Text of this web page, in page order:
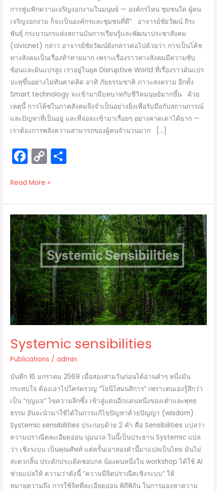
การฟูมฟักความเจริญงอกงามในมนุษย์ — องค์กรไหน ชุมชนใด ผู้คน
เจริญงอกงาม ก็จะเป็นองค์กรและชุมชนที่ดี” อาจารย์ชัยวัฒน์ ถิระ
พันธุ์ กระบวนกรแห่งสถานบันการเรียนรู้และพัฒนาประชาสังคม
(civicnet) กล่าว อาจารย์ชัยวัฒน์ยังกล่าวต่อไปด้วยว่า การเป็นโค้ช
ทางสังคมเป็นเรื่องท้าทายมาก เพราะเรื่องราวทางสังคมมีความซับ
ซ้อนและผันแปรสูง เราอยู่ในยุค Disruptive World ที่เรื่องราวผันแปร
ปะทุขึ้นอย่างไม่ทันคาดคิด อาทิ ภัยธรรมชาติ ภาวะสงคราม อีกทั้ง
Smart technology จะเข้ามามีบทบาทกับชีวิตมนุษย์มากขึ้น ด้วย
เหตุนี้ การโค้ชในภาคสังคมจึงจำเป็นอย่างยิ่งเพื่อรับมือกับสถานการณ์
และปัญหาที่เป็นอยู่ และที่จ่อจะเข้ามาเรื่อยๆ อย่างคาดเดาได้ยาก —
เราต้องการพลังความสามารถของผู้คนจำนวนมาก […]
F
a
c
e
b
o
o
k
C
o
p
y
Li
n
k
e
Read More »
Systemic sensibilities
Publications /admin
บันทึก 16 มกราคม 2569 เมื่อสองสามวันก่อนได้อ่านคำๆ หนึ่งมัน
กระทบใจ ต้องเอาไปใคร่ครวญ “โยนิโสมนสิการ” เพราะตนเองรู้สึกว่า
เป็น “กุญแจ” ไขความลึกซึ้ง เข้าสู่แดนอีกแดนหนึ่งของเต๋าและพุทธ
ธรรม อันจะนำมาใช้ได้ในการแก้ไขปัญหาด้วยปัญญา (wisdom)
Systemic sensibilities ประกอบด้วย 2 คำ คือ Sensibilities แปลว่า
ความปราณีตละเอียดอ่อน นุ่มนวล ในนี้เป็นประธาน Systemic แปล
ว่า เชิงระบบ เป็นคุณศัพท์ แต่ครั้นเอาสองคำนี้มาแปลเป็นไทย มันไม่
สะดวกลิ้น ประดักประเดิดชอบกล น้องคนหนึ่งใน workshop ได้ใช้ AI
ช่วยแปลให้ ความว่าดังนี้ “ความมีจิตปราณีตเชิงระบบ” ให้
หมายความถึง การใช้จิตที่ละเอียดอ่อน พิถีพิถัน ในการมองหาความ
Systemic
sensibilities